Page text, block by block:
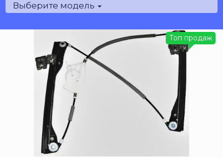
Выберите модель
Топ продаж